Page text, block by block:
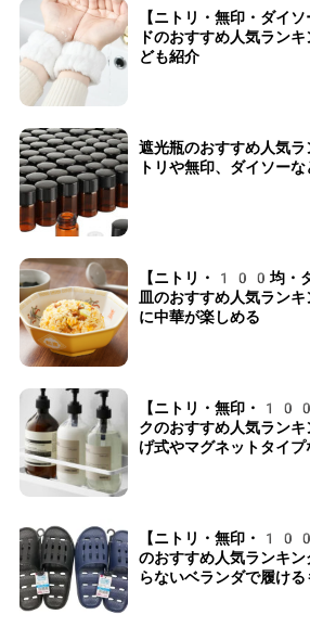
【ニトリ・無印・ダイ
ドのおすすめ人気ラン
ども紹介
遮光瓶のおすすめ人気
トリや無印、ダイソー
【ニトリ・100均・
皿のおすすめ人気ラン
に中華が楽しめる
【ニトリ・無印・
クのおすすめ人気ラン
げ式やマグネットタイプ
【ニトリ・無印・
のおすすめ人気ランキ
らないベランダで履け